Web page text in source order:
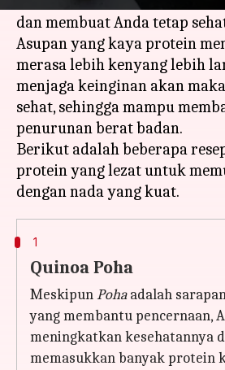
dan membuat Anda tetap
Asupan yang kaya protein
merasa lebih kenyang lebih
menjaga keinginan akan
sehat, sehingga mampu
penurunan berat badan.
Berikut adalah beberapa
protein yang lezat untuk
1
Quinoa Poha
MeskipunPohaadalah
yang membantu pencernaan,
meningkatkan kesehatannya
memasukkan banyak protein